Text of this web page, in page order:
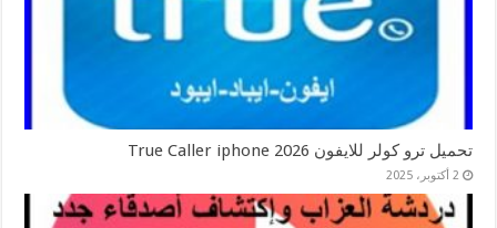
تحميل ترو كولر للايفون 2026 True Caller iphone
2 أكتوبر، 2025